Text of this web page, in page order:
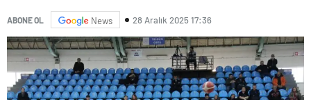
ABONE OL News 28 Aralık 2025 17:36